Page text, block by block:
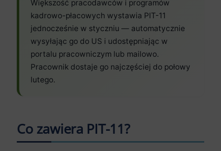
Większość pracodawców i programów
kadrowo-płacowych wystawia PIT-11
jednocześnie w styczniu — automatycznie
wysyłając go do US i udostępniając w
portalu pracowniczym lub mailowo.
Pracownik dostaje go najczęściej do połowy
lutego.
Co zawiera PIT-11?